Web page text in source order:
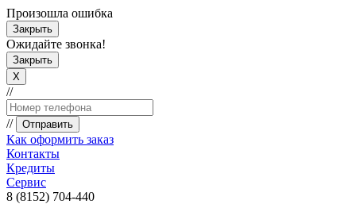
Произошла ошибка
Закрыть
Ожидайте звонка!
Закрыть
X
//
// Отправить
Как оформить заказ
Контакты
Кредиты
Сервис
8 (8152) 704-440